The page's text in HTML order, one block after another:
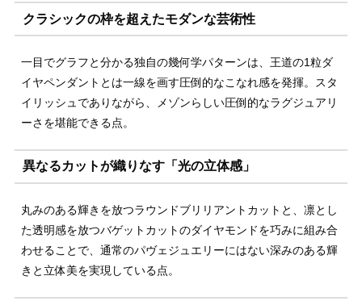
クラシックの枠を超えたモダンな芸術性
一目でグラフと分かる独自の幾何学パターンは、王道の1粒ダ
イヤペンダントとは一線を画す圧倒的なこなれ感を発揮。スタ
イリッシュでありながら、メゾンらしい圧倒的なラグジュアリ
ーさを堪能できる点。
異なるカットが織りなす「光の立体感」
丸みのある輝きを放つラウンドブリリアントカットと、凛とし
た透明感を放つバゲットカットのダイヤモンドを巧みに組み合
わせることで、通常のパヴェジュエリーにはない深みのある輝
きと立体美を実現している点。